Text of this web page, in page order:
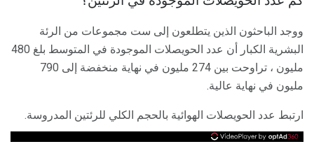
ووجد الباحثون الذين يتطلعون إلى ست مجموعات من الرئة
البشرية الكبار أن عدد الحويصلات الموجودة في المتوسط ​​بلغ 480
مليون ، تراوحت بين 274 مليون في نهاية منخفضة إلى 790
مليون في نهاية عالية.
ارتبط عدد الحويصلات الهوائية بالحجم الكلي للرئتين المدروسة.